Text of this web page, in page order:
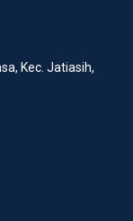
Kec. Jatiasih,